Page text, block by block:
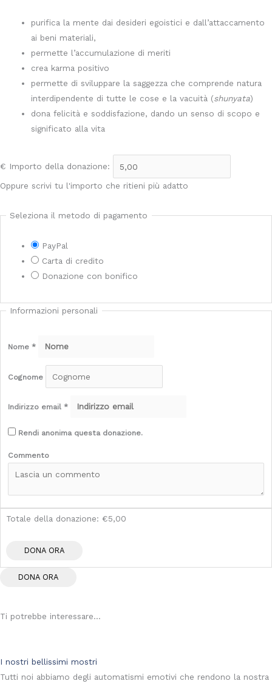
purifica la mente dai desideri egoistici e dall’attaccamento
ai beni materiali,
permette l’accumulazione di meriti
crea karma positivo
permette di sviluppare la saggezza che comprende natura
interdipendente di tutte le cose e la vacuità (shunyata)
dona felicità e soddisfazione, dando un senso di scopo e
significato alla vita
€ Importo della donazione:
Oppure scrivi tu l'importo che ritieni più adatto
Seleziona il metodo di pagamento
PayPal
Carta di credito
Donazione con bonifico
Informazioni personali
Nome *
Cognome
Indirizzo email *
Rendi anonima questa donazione.
Commento
Totale della donazione: €5,00
DONA ORA
Ti potrebbe interessare...
I nostri bellissimi mostri
Tutti noi abbiamo degli automatismi emotivi che rendono la nostra